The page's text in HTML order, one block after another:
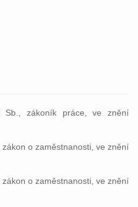
Sb., zákoník práce, ve znění
zákon o zaměstnanosti, ve znění
zákon o zaměstnanosti, ve znění